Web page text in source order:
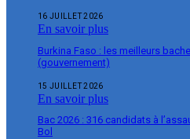
16 JUILLET 2026
En savoir plus
Burkina Faso : les meilleurs
(gouvernement)
15 JUILLET 2026
En savoir plus
Bac 2026 : 316 candidats à
Bol